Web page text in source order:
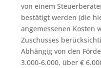
von einem
bestätigt werden (die
angemessenen Kosten
Zuschusses
Abhängig von den
3.000-6.000, über €